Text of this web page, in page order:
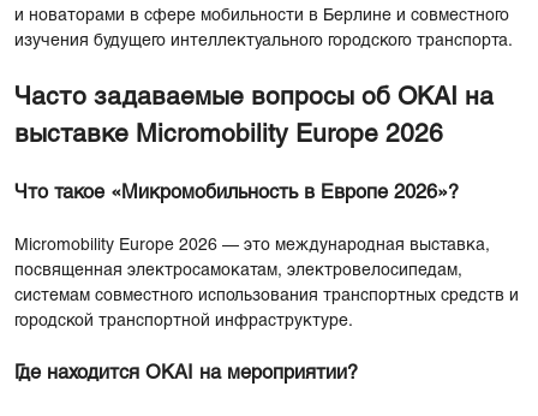
и новаторами в сфере мобильности в Берлине и совместного
изучения будущего интеллектуального городского транспорта.
Часто задаваемые вопросы об OKAI на
выставке Micromobility Europe 2026
Что такое «Микромобильность в Европе 2026»?
Micromobility Europe 2026 — это международная выставка,
посвященная электросамокатам, электровелосипедам,
системам совместного использования транспортных средств и
городской транспортной инфраструктуре.
Где находится OKAI на мероприятии?